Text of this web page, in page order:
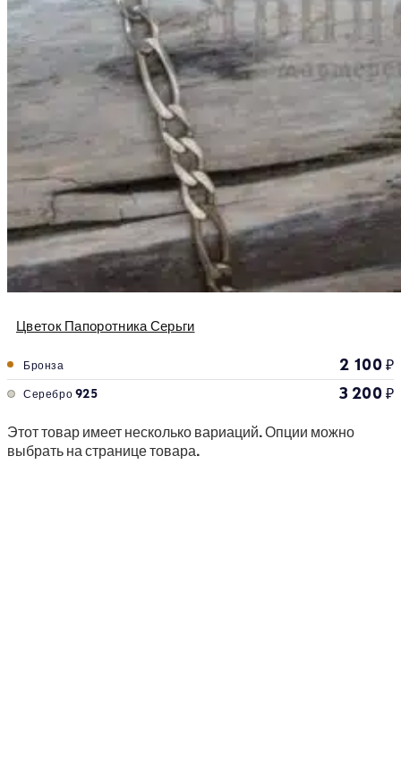
Цветок Папоротника Серьги
Бронза 2 100₽
Серебро 925 3 200₽
Этот товар имеет несколько вариаций. Опции можно
выбрать на странице товара.